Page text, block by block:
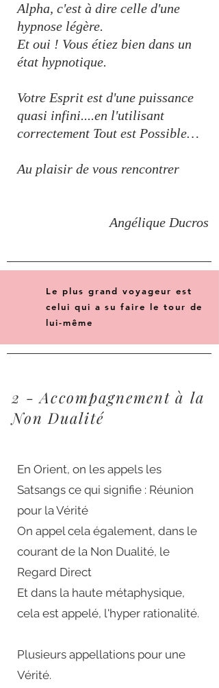
Alpha, c'est à dire celle d'une
hypnose légère.
Et oui ! Vous étiez bien dans un
état hypnotique.
Votre Esprit est d'une puissance
quasi infini....en l'utilisant
correctement Tout est Possible…
Au plaisir de vous rencontrer
Angélique Ducros
Le plus grand voyageur est
celui qui a su faire le tour de
lui-même
2 - Accompagnement à la
Non Dualité
En Orient, on les appels les
Satsangs ce qui signifie : Réunion
pour la Vérité
On appel cela également, dans le
courant de la Non Dualité, le
Regard Direct
Et dans la haute métaphysique,
cela est appelé, l'hyper rationalité.
Plusieurs appellations pour une
Vérité.